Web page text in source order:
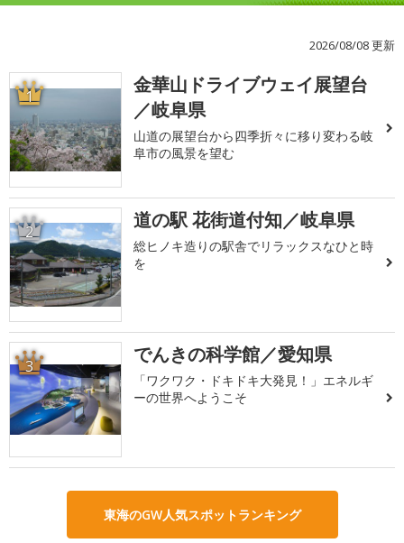
2026/08/08 更新
1
金華山ドライブウェイ展望台
／岐阜県
山道の展望台から四季折々に移り変わる岐
阜市の風景を望む
2 道の駅 花街道付知／岐阜県
総ヒノキ造りの駅舎でリラックスなひと時
を
3 でんきの科学館／愛知県
「ワクワク・ドキドキ大発見！」エネルギ
ーの世界へようこそ
東海のGW人気スポットランキング